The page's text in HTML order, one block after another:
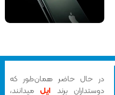
در حال حاضر همان‌طور که
دوستداران برنداپل
میدانند،